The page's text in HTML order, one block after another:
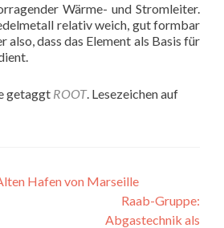
Wärme- und Stromleiter.
relativ weich, gut formbar
also, dass das Element als Basis für
getaggt ROOT. Lesezeichen auf
Hafen von Marseille
Raab-Gruppe:
Abgastechnik als